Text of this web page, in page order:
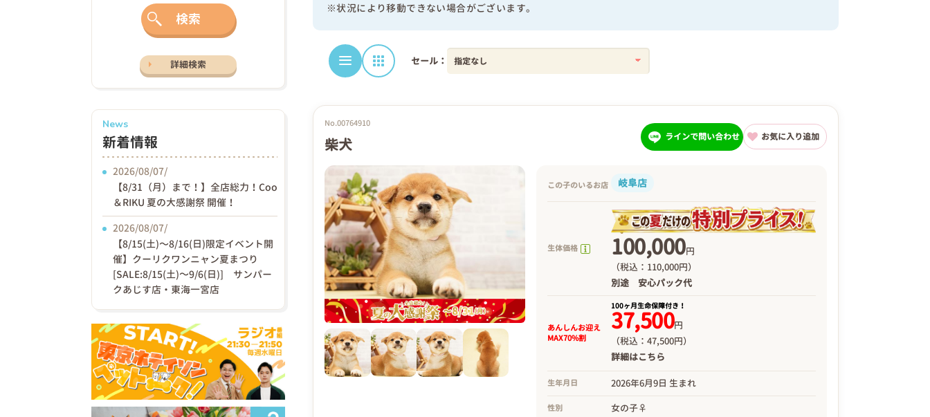
※状況により移動できない場合がございます。
セール：
No.00764910
柴犬 ラインで問い合わせ お気に入り追加
この子のいるお店 岐阜店
生体価格 100,000円
（税込：110,000円）
別途 安心パック代
あんしんお迎え
MAX70%割
100ヶ月生命保障付き！
37,500円
（税込：47,500円）
詳細はこちら
生年月日 2026年6月9日 生まれ
性別 女の子♀
検索
詳細検索
News
新着情報
2026/08/07/
【8/31（月）まで！】全店総力！Coo
＆RIKU 夏の大感謝祭 開催！
2026/08/07/
【8/15(土)〜8/16(日)限定イベント開
催】クーリクワンニャン夏まつり
[SALE:8/15(土)～9/6(日)] サンパー
クあじす店・東海一宮店